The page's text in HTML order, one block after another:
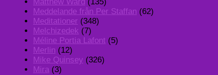
Meddelande från Per Staffan (62)
Meditationer (348)
Melchizedek (7)
Méline Portia Lafont (5)
Merlin (12)
Mike Quinsey (326)
Mira (3)